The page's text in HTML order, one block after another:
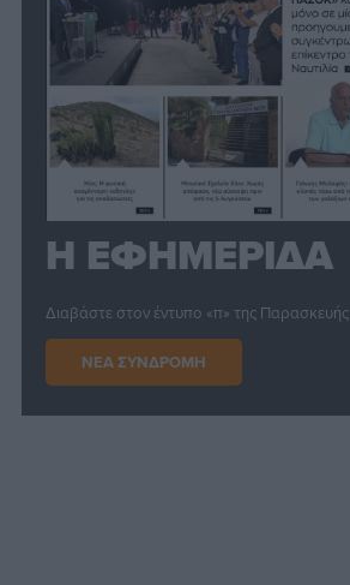
Η ΕΦΗΜΕΡΙΔΑ
Διαβάστε στον έντυπο «π» της Παρασκευής
ΝΕΑ ΣΥΝΔΡΟΜΗ